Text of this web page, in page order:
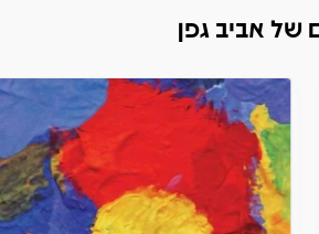
של אביב גפן